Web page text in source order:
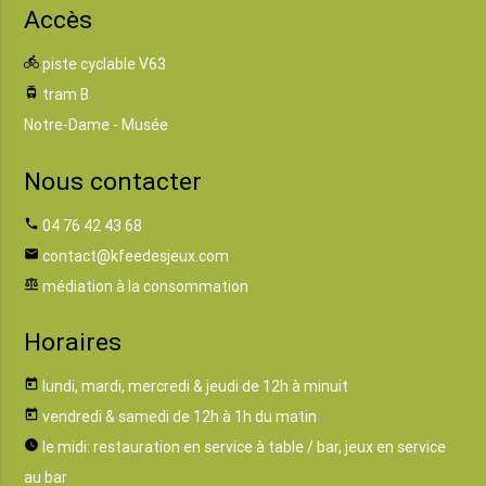
Accès
directions_bike piste cyclable V63
tram tram B
Notre-Dame - Musée
Nous contacter
phone 04 76 42 43 68
email contact@kfeedesjeux.com
balance médiation à la consommation
Horaires
today lundi, mardi, mercredi & jeudi de 12h à minuit
today vendredi & samedi de 12h à 1h du matin
watch_later le midi: restauration en service à table / bar, jeux en service
au bar